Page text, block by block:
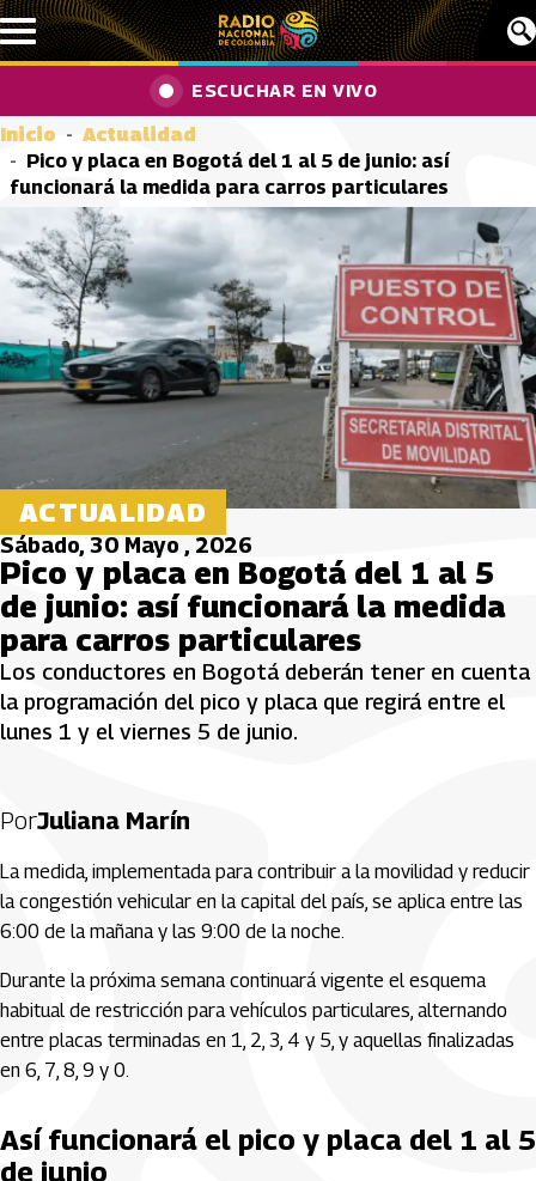
Pasar al contenido principal
ESCUCHAR EN VIVO
Inicio
Actualidad
Pico y placa en Bogotá del 1 al 5 de junio: así
funcionará la medida para carros particulares
ACTUALIDAD
Sábado, 30 Mayo , 2026
Pico y placa en Bogotá del 1 al 5
de junio: así funcionará la medida
para carros particulares
Los conductores en Bogotá deberán tener en cuenta
la programación del pico y placa que regirá entre el
lunes 1 y el viernes 5 de junio.
PorJuliana Marín
La medida, implementada para contribuir a la movilidad y reducir
la congestión vehicular en la capital del país, se aplica entre las
6:00 de la mañana y las 9:00 de la noche.
Durante la próxima semana continuará vigente el esquema
habitual de restricción para vehículos particulares, alternando
entre placas terminadas en 1, 2, 3, 4 y 5, y aquellas finalizadas
en 6, 7, 8, 9 y 0.
Así funcionará el pico y placa del 1 al 5
de junio